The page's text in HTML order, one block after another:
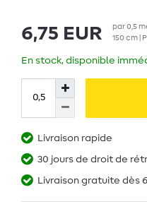
6,75 EUR par0,5
150 cm |
En stock, disponible
Livraison rapide
30 jours de droit de
Livraison gratuite dès